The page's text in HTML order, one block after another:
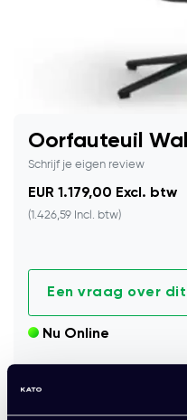
Oorfauteuil
Schrijf je eigen review
EUR 1.179,00 Excl. btw
(1.426,59 Incl. btw)
Een vraag over
Nu Online
Comfortabele oorfauteuil
en zacht zitcomfort.